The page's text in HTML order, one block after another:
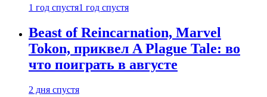
1 год спустя1 год спустя
Beast of Reincarnation, Marvel
Tokon, приквел A Plague Tale: во
что поиграть в августе
2 дня спустя